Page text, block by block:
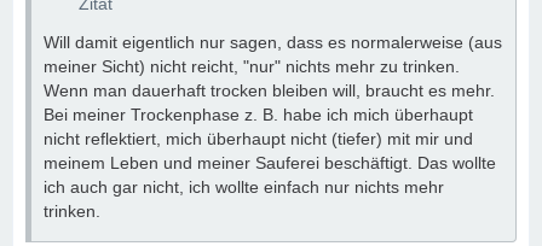
Will damit eigentlich nur sagen, dass es normalerweise (aus
meiner Sicht) nicht reicht, "nur" nichts mehr zu trinken.
Wenn man dauerhaft trocken bleiben will, braucht es mehr.
Bei meiner Trockenphase z. B. habe ich mich überhaupt
nicht reflektiert, mich überhaupt nicht (tiefer) mit mir und
meinem Leben und meiner Sauferei beschäftigt. Das wollte
ich auch gar nicht, ich wollte einfach nur nichts mehr
trinken.